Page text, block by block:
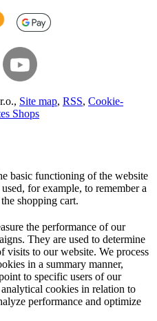
, Site map, RSS, Cookie-
Shops
basic functioning of the website
for example, to remember a
shopping cart.
the performance of our
They are used to determine
visits to our website. We process
in a summary manner,
to specific users of our
cookies in relation to
performance and optimize